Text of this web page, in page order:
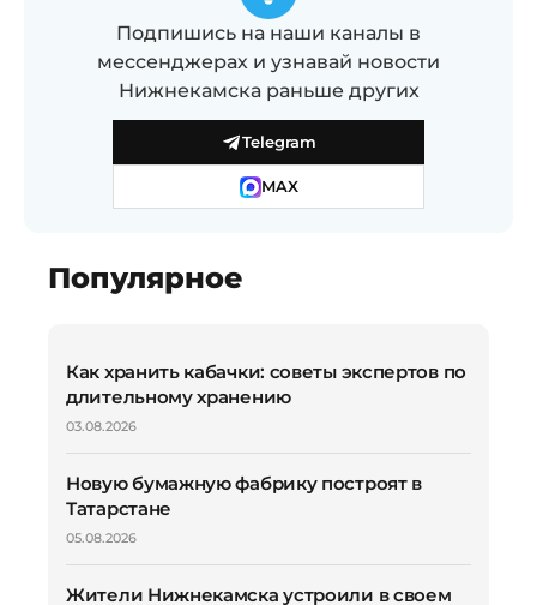
Подпишись на наши каналы в
мессенджерах и узнавай новости
Нижнекамска раньше других
Telegram
MAX
Популярное
Как хранить кабачки: советы экспертов по
длительному хранению
03.08.2026
Новую бумажную фабрику построят в
Татарстане
05.08.2026
Жители Нижнекамска устроили в своем